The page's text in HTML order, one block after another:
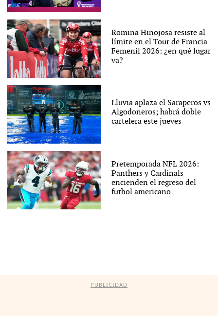
Romina Hinojosa resiste al
límite en el Tour de Francia
Femenil 2026: ¿en qué lugar
va?
Lluvia aplaza el Saraperos vs
Algodoneros; habrá doble
cartelera este jueves
Pretemporada NFL 2026:
Panthers y Cardinals
encienden el regreso del
futbol americano
PUBLICIDAD